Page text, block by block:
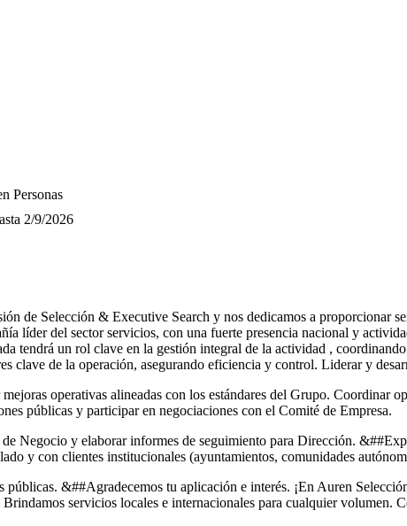
Personas
2/9/2026
de Selección & Executive Search y nos dedicamos a proporcionar
líder del sector servicios, con una fuerte presencia nacional y
tendrá un rol clave en la gestión integral de la actividad ,
clave de la operación, asegurando eficiencia y control. Liderar y
operativas alineadas con los estándares del Grupo. Coordinar
públicas y participar en negociaciones con el Comité de Empresa.
Negocio y elaborar informes de seguimiento para Dirección.
y con clientes institucionales (ayuntamientos, comunidades
públicas. &##Agradecemos tu aplicación e interés. ¡En Auren
servicios locales e internacionales para cualquier volumen.